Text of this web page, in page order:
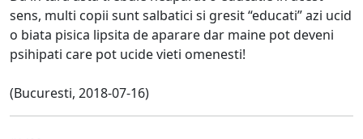
sens, multi copii sunt salbatici si gresit “educati” azi ucid
o biata pisica lipsita de aparare dar maine pot deveni
psihipati care pot ucide vieti omenesti!
(Bucuresti, 2018-07-16)